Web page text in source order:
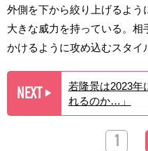
外側を下から絞り上げるよう
大きな威力を持っている。
かけるように攻め込むスタイ
NEXT ▶︎
若隆景は2023年
れるのか…」
1